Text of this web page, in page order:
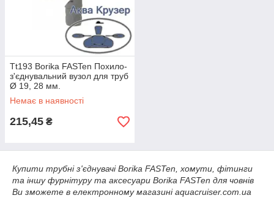
Tt193 Borika FASTen Похило-
з'єднувальний вузол для труб
Ø 19, 28 мм.
Немає в наявності
215,45 ₴
Купити трубні з'єднувачі Borika FASTen, хомути, фітинги
та іншу фурнітуру та аксесуари Borika FASTen для човнів
Ви зможете в електронному магазині aquacruiser.com.ua